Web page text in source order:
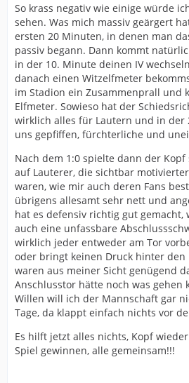
So krass negativ wie einige würde
sehen. Was mich massiv geärgert
ersten 20 Minuten, in denen man
passiv begann. Dann kommt
in der 10. Minute deinen IV
danach einen Witzelfmeter
im Stadion ein Zusammenprall und
Elfmeter. Sowieso hat der
wirklich alles für Lautern und in der
uns gepfiffen, fürchterliche und
Nach dem 1:0 spielte dann der
auf Lauterer, die sichtbar
waren, wie mir auch deren Fans
übrigens allesamt sehr nett und
hat es defensiv richtig gut gemacht,
auch eine unfassbare
wirklich jeder entweder am Tor
oder bringt keinen Druck hinter den
waren aus meiner Sicht genügend
Anschlusstor hätte noch was gehen
Willen will ich der Mannschaft gar
Tage, da klappt einfach nichts vor
Es hilft jetzt alles nichts, Kopf
Spiel gewinnen, alle gemeinsam!!!